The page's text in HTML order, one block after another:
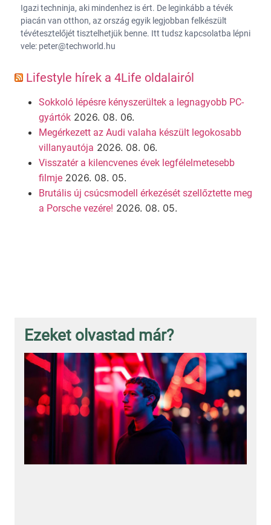
Igazi techninja, aki mindenhez is ért. De leginkább a tévék
piacán van otthon, az ország egyik legjobban felkészült
tévétesztelőjét tisztelhetjük benne. Itt tudsz kapcsolatba lépni
vele: peter@techworld.hu
Lifestyle hírek a 4Life oldalairól
Sokkoló lépésre kényszerültek a legnagyobb PC-
gyártók 2026. 08. 06.
Megérkezett az Audi valaha készült legokosabb
villanyautója 2026. 08. 06.
Visszatér a kilencvenes évek legfélelmetesebb
filmje 2026. 08. 05.
Brutális új csúcsmodell érkezését szellőztette meg
a Porsche vezére! 2026. 08. 05.
Ezeket olvastad már?